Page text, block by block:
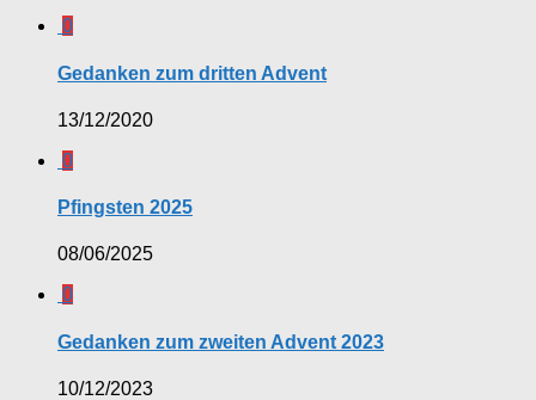
0
Gedanken zum dritten Advent
13/12/2020
0
Pfingsten 2025
08/06/2025
0
Gedanken zum zweiten Advent 2023
10/12/2023